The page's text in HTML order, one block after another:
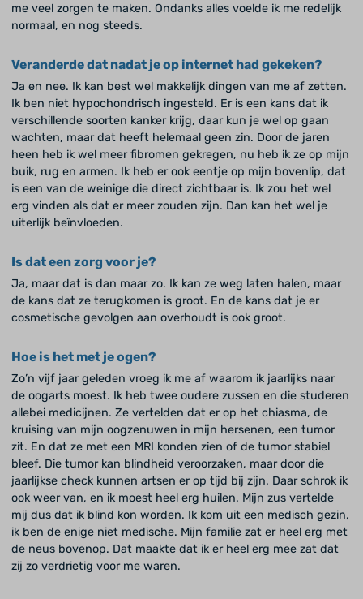
me veel zorgen te maken. Ondanks alles voelde ik me redelijk
normaal, en nog steeds.
Veranderde dat nadat je op internet had gekeken?
Ja en nee. Ik kan best wel makkelijk dingen van me af zetten.
Ik ben niet hypochondrisch ingesteld. Er is een kans dat ik
verschillende soorten kanker krijg, daar kun je wel op gaan
wachten, maar dat heeft helemaal geen zin. Door de jaren
heen heb ik wel meer fibromen gekregen, nu heb ik ze op mijn
buik, rug en armen. Ik heb er ook eentje op mijn bovenlip, dat
is een van de weinige die direct zichtbaar is. Ik zou het wel
erg vinden als dat er meer zouden zijn. Dan kan het wel je
uiterlijk beïnvloeden.
Is dat een zorg voor je?
Ja, maar dat is dan maar zo. Ik kan ze weg laten halen, maar
de kans dat ze terugkomen is groot. En de kans dat je er
cosmetische gevolgen aan overhoudt is ook groot.
Hoe is het met je ogen?
Zo’n vijf jaar geleden vroeg ik me af waarom ik jaarlijks naar
de oogarts moest. Ik heb twee oudere zussen en die studeren
allebei medicijnen. Ze vertelden dat er op het chiasma, de
kruising van mijn oogzenuwen in mijn hersenen, een tumor
zit. En dat ze met een MRI konden zien of de tumor stabiel
bleef. Die tumor kan blindheid veroorzaken, maar door die
jaarlijkse check kunnen artsen er op tijd bij zijn. Daar schrok ik
ook weer van, en ik moest heel erg huilen. Mijn zus vertelde
mij dus dat ik blind kon worden. Ik kom uit een medisch gezin,
ik ben de enige niet medische. Mijn familie zat er heel erg met
de neus bovenop. Dat maakte dat ik er heel erg mee zat dat
zij zo verdrietig voor me waren.